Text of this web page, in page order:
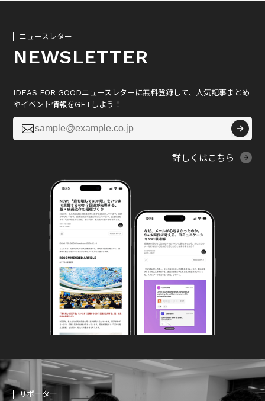
ニュースレター
NEWSLETTER
IDEAS FOR GOODニュースレターに無料登録して、人気記事まとめ
やイベント情報をGETしよう！

詳しくはこちら
サポーター